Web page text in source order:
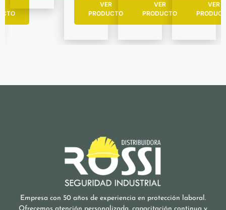
VER
PRODUCTO
VER
PRODUCTO
VER
Empresa con 50 años de experiencia en protección laboral.